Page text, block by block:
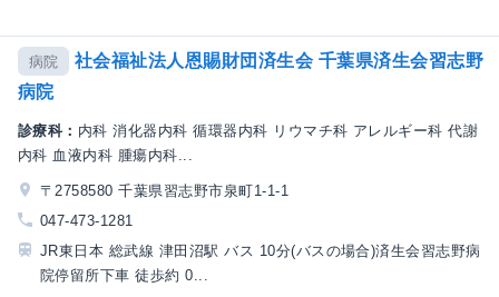
病院
社会福祉法人恩賜財団済生会 千葉県済生会習志野
病院
診療科： 内科 消化器内科 循環器内科 リウマチ科 アレルギー科 代謝
内科 血液内科 腫瘍内科...
〒2758580 千葉県習志野市泉町1-1-1
047-473-1281
JR東日本 総武線 津田沼駅 バス 10分(バスの場合)済生会習志野病
院停留所下車 徒歩約 0...